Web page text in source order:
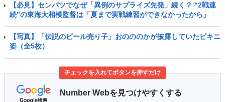
【必見】センバツでなぜ「異例のサプライズ先発」続く？ “2戦連
続”の東海大相模監督は「夏まで実戦練習ができなかったから」
【写真】「伝説のビール売り子」おのののかが披露していたビキニ
姿（全5枚）
チェックを入れてボタンを押すだけ
Number Webを見つけやすくする